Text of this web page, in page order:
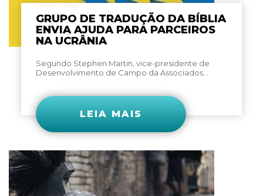
GRUPO DE TRADUÇÃO DA BÍBLIA
ENVIA AJUDA PARA PARCEIROS
NA UCRÂNIA
Segundo Stephen Martin, vice-presidente de
Desenvolvimento de Campo da Associados...
LEIA MAIS